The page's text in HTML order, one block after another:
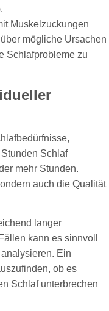
Muskelzuckungen
mögliche Ursachen
Schlafprobleme zu
Schlaf
mehr Stunden.
auch die Qualität
langer
kann es sinnvoll
Ein
ob es
Schlaf unterbrechen